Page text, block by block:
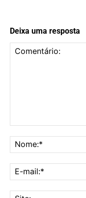
Deixa uma resposta